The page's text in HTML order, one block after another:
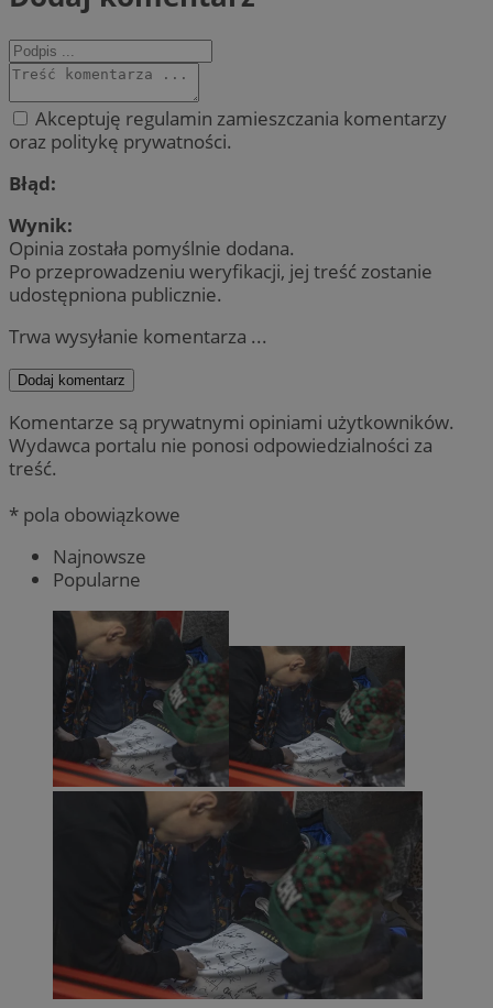
Akceptuję regulamin zamieszczania komentarzy
oraz politykę prywatności.
Błąd:
Wynik:
Opinia została pomyślnie dodana.
Po przeprowadzeniu weryfikacji, jej treść zostanie
udostępniona publicznie.
Trwa wysyłanie komentarza ...
Dodaj komentarz
Komentarze są prywatnymi opiniami użytkowników.
Wydawca portalu nie ponosi odpowiedzialności za
treść.
* pola obowiązkowe
Najnowsze
Popularne